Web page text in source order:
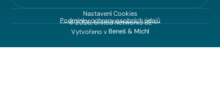
Nastavení Cookies
Podmínky ochrany osobních údajů
© 2026, United Networks SE
Vytvořeno v Beneš & Michl